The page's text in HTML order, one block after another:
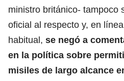
ministro británico- tampoco
oficial al respecto y, en
habitual, se negó a
en la política sobre
misiles de largo alcance